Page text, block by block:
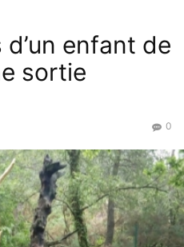
enfant de
sortie
0